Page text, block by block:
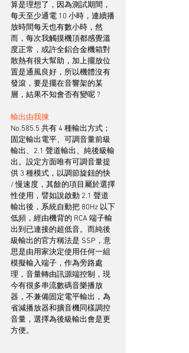
算是理想了，因為測試期間，
每天至少通電 10 小時，連續播
放時間每天也有數小時，然
而，每次我觸摸機頂都感覺溫
度正常，或許全鋁合金機箱對
散熱有很大幫助，加上擺放位
置是通風良好，所以機體沒有
發滾，要是擺在音響架的某
層，結果不知會否有變呢 ?
輸出由我揀
No.585.5 共有 4 種輸出方式；
固定輸出電平、可調音量前級
輸出、2.1 聲道輸出、純後級輸
出。設定方面唯有可調音量提
供 3 種模式，以調節旋鈕的快
/ 慢速度，其餘的項目屬於選擇
性使用，譬如說啟動 2.1 聲道
輸出後，系統自動把 80Hz 以下
低頻，經由機背的 RCA 端子輸
出到已連接的超低音。而純後
級輸出的官方稱法是 SSP，意
思是由用家決定使用任何一組
模擬輸入端子，作為旁路處
理，音量轉由訊源端控制，現
今有很多串流數碼音樂播放
器，不兼備固定電平輸出，為
省減播放器和擴音機同樣調控
音量，選擇為後級輸出會是更
方便。